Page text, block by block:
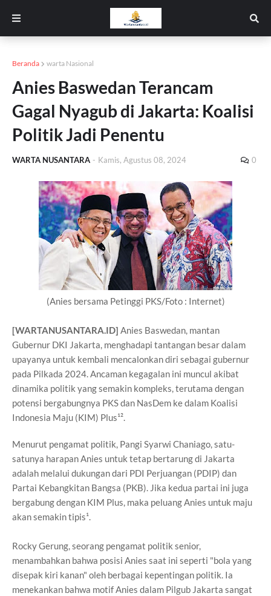
Beranda warta Nasional
Anies Baswedan Terancam
Gagal Nyagub di Jakarta: Koalisi
Politik Jadi Penentu
WARTA NUSANTARA - Kamis, Agustus 08, 2024 0
(Anies bersama Petinggi PKS/Foto : Internet)
[WARTANUSANTARA.ID] Anies Baswedan, mantan
Gubernur DKI Jakarta, menghadapi tantangan besar dalam
upayanya untuk kembali mencalonkan diri sebagai gubernur
pada Pilkada 2024. Ancaman kegagalan ini muncul akibat
dinamika politik yang semakin kompleks, terutama dengan
potensi bergabungnya PKS dan NasDem ke dalam Koalisi
Indonesia Maju (KIM) Plus¹².
Menurut pengamat politik, Pangi Syarwi Chaniago, satu-
satunya harapan Anies untuk tetap bertarung di Jakarta
adalah melalui dukungan dari PDI Perjuangan (PDIP) dan
Partai Kebangkitan Bangsa (PKB). Jika kedua partai ini juga
bergabung dengan KIM Plus, maka peluang Anies untuk maju
akan semakin tipis¹.
Rocky Gerung, seorang pengamat politik senior,
menambahkan bahwa posisi Anies saat ini seperti "bola yang
disepak kiri kanan" oleh berbagai kepentingan politik. Ia
menekankan bahwa motif Anies dalam Pilgub Jakarta sangat